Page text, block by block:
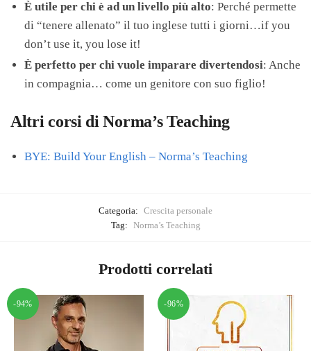
È utile per chi è ad un livello più alto: Perché permette
di “tenere allenato” il tuo inglese tutti i giorni…if you
don’t use it, you lose it!
È perfetto per chi vuole imparare divertendosi: Anche
in compagnia… come un genitore con suo figlio!
Altri corsi di Norma’s Teaching
BYE: Build Your English – Norma’s Teaching
Categoria: Crescita personale
Tag: Norma’s Teaching
Prodotti correlati
-94% -96%